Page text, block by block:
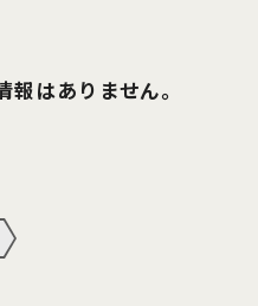
はありません。